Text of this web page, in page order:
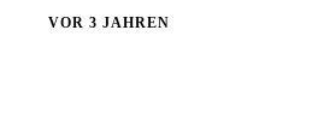
VOR 3 JAHREN